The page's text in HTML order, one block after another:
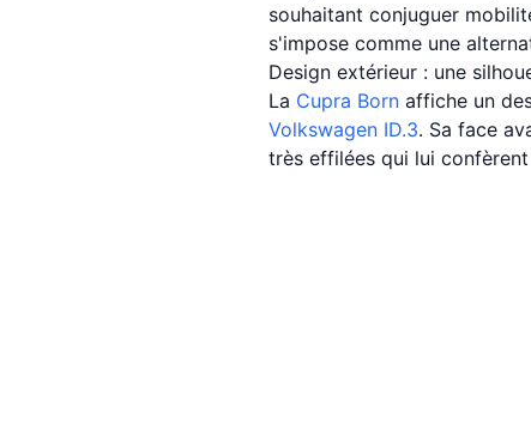
souhaitant conjuguer
s'impose comme une
Design extérieur : une
La Cupra Born affiche un
Volkswagen ID.3. Sa face
très effilées qui lui